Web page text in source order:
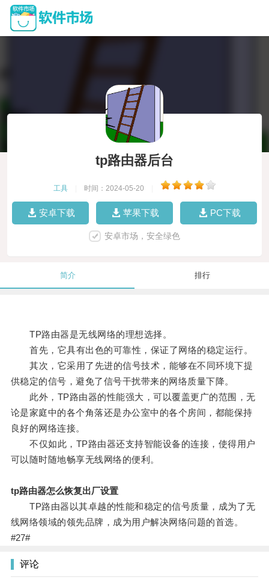
tp路由器后台
工具 时间：2024-05-20
安卓下载 苹果下载 PC下载
安卓市场，安全绿色
简介 排行
TP路由器是无线网络的理想选择。
首先，它具有出色的可靠性，保证了网络的稳定运行。
其次，它采用了先进的信号技术，能够在不同环境下提
供稳定的信号，避免了信号干扰带来的网络质量下降。
此外，TP路由器的性能强大，可以覆盖更广的范围，无
论是家庭中的各个角落还是办公室中的各个房间，都能保持
良好的网络连接。
不仅如此，TP路由器还支持智能设备的连接，使得用户
可以随时随地畅享无线网络的便利。
tp路由器怎么恢复出厂设置
TP路由器以其卓越的性能和稳定的信号质量，成为了无
线网络领域的领先品牌，成为用户解决网络问题的首选。
#27#
评论